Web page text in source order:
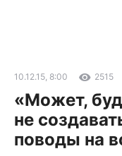
10.12.15, 8:00 2515
«Может,
не
поводы на